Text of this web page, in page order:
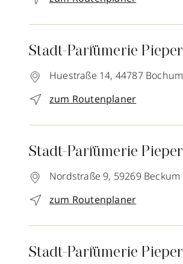
Stadt-Parfümerie Pieper
Huestraße 14, 44787 Bochum
zum Routenplaner
Stadt-Parfümerie Pieper
Nordstraße 9, 59269 Beckum
zum Routenplaner
Stadt-Parfümerie Pieper